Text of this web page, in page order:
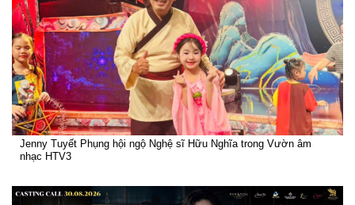
Jenny Tuyết Phụng hội ngộ Nghệ sĩ Hữu Nghĩa trong Vườn âm
nhạc HTV3